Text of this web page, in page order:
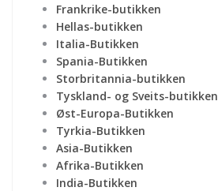
Frankrike-butikken
Hellas-butikken
Italia-Butikken
Spania-Butikken
Storbritannia-butikken
Tyskland- og Sveits-butikken
Øst-Europa-Butikken
Tyrkia-Butikken
Asia-Butikken
Afrika-Butikken
India-Butikken